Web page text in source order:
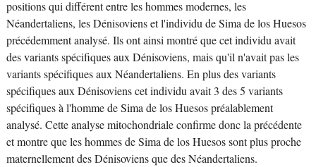
positions qui différent entre les hommes modernes, les
Néandertaliens, les Dénisoviens et l'individu de Sima de los Huesos
précédemment analysé. Ils ont ainsi montré que cet individu avait
des variants spécifiques aux Dénisoviens, mais qu'il n'avait pas les
variants spécifiques aux Néandertaliens. En plus des variants
spécifiques aux Dénisoviens cet individu avait 3 des 5 variants
spécifiques à l'homme de Sima de los Huesos préalablement
analysé. Cette analyse mitochondriale confirme donc la précédente
et montre que les hommes de Sima de los Huesos sont plus proche
maternellement des Dénisoviens que des Néandertaliens.